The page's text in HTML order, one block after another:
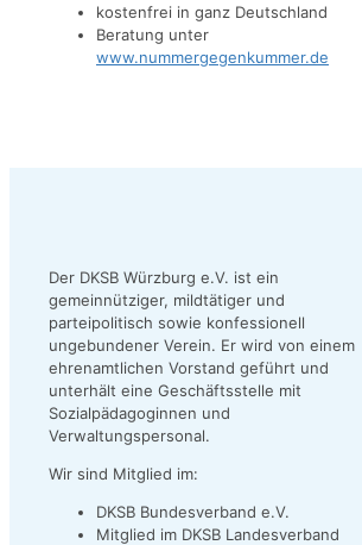
kostenfrei in ganz Deutschland
Beratung unter
www.nummergegenkummer.de
Der DKSB Würzburg e.V. ist ein
gemeinnütziger, mildtätiger und
parteipolitisch sowie konfessionell
ungebundener Verein. Er wird von einem
ehrenamtlichen Vorstand geführt und
unterhält eine Geschäftsstelle mit
Sozialpädagoginnen und
Verwaltungspersonal.
Wir sind Mitglied im:
DKSB Bundesverband e.V.
Mitglied im DKSB Landesverband